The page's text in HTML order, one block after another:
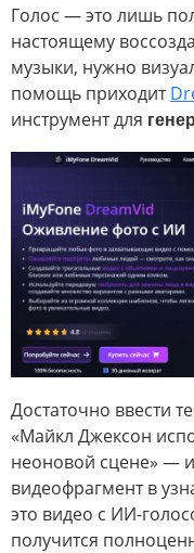
Голос — это лишь
настоящему
музыки, нужно
помощь приходит
инструмент для
Достаточно ввести
«Майкл Джексон
неоновой сцене» —
видеофрагмент в
это видео с ИИ-
получится